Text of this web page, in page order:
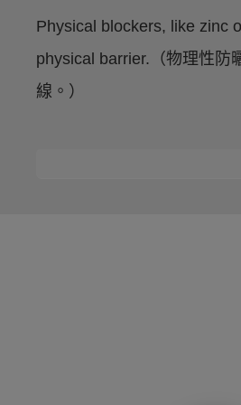
Physical blockers, like zinc
physical barrier.（物理性防
線。）